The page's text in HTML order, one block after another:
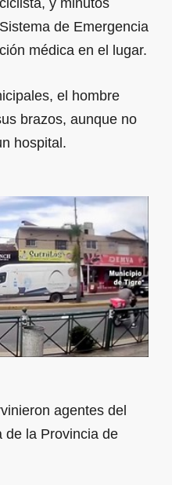
de Emergencia
médica en el lugar.
el hombre
brazos, aunque no
hospital.
agentes del
de la Provincia de